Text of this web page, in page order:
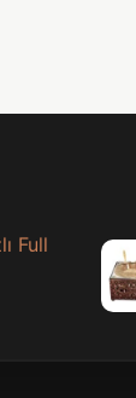
Full